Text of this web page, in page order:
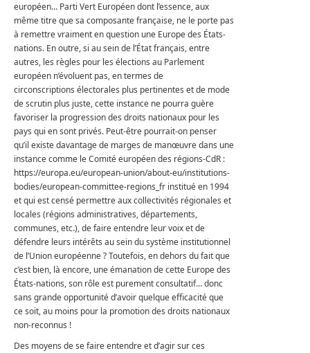
européen… Parti Vert Européen dont l’essence, aux
même titre que sa composante française, ne le porte pas
à remettre vraiment en question une Europe des États-
nations. En outre, si au sein de l’État français, entre
autres, les règles pour les élections au Parlement
européen n’évoluent pas, en termes de
circonscriptions électorales plus pertinentes et de mode
de scrutin plus juste, cette instance ne pourra guère
favoriser la progression des droits nationaux pour les
pays qui en sont privés. Peut-être pourrait-on penser
qu’il existe davantage de marges de manœuvre dans une
instance comme le Comité européen des régions-CdR :
https://europa.eu/european-union/about-eu/institutions-
bodies/european-committee-regions_fr institué en 1994
et qui est censé permettre aux collectivités régionales et
locales (régions administratives, départements,
communes, etc.), de faire entendre leur voix et de
défendre leurs intérêts au sein du système institutionnel
de l’Union européenne ? Toutefois, en dehors du fait que
c’est bien, là encore, une émanation de cette Europe des
États-nations, son rôle est purement consultatif… donc
sans grande opportunité d’avoir quelque efficacité que
ce soit, au moins pour la promotion des droits nationaux
non-reconnus !
Des moyens de se faire entendre et d’agir sur ces